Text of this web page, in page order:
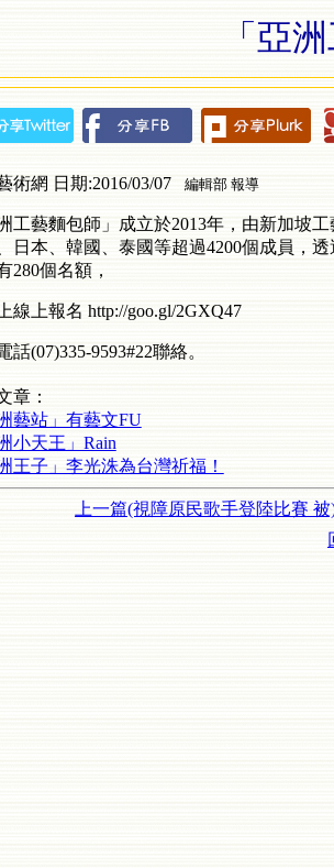
「亞
術網 日期:2016/03/07 編輯部 報導
洲工藝麵包師」成立於2013年，由新加坡
日本、韓國、泰國等超過4200個成員，
280個名額，
線上報名 http://goo.gl/2GXQ47
話(07)335-9593#22聯絡。
章：
藝站」有藝文FU
小天王」Rain
王子」李光洙為台灣祈福！
上一篇(視障原民歌手登陸比賽 被